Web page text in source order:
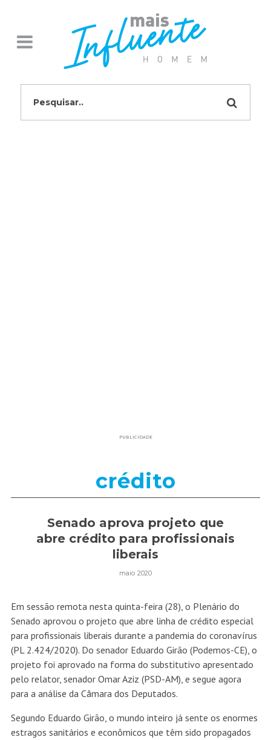
PUBLICIDADE
crédito
Senado aprova projeto que
abre crédito para profissionais
liberais
maio 2020
Em sessão remota nesta quinta-feira (28), o Plenário do
Senado aprovou o projeto que abre linha de crédito especial
para profissionais liberais durante a pandemia do coronavírus
(PL 2.424/2020). Do senador Eduardo Girão (Podemos-CE), o
projeto foi aprovado na forma do substitutivo apresentado
pelo relator, senador Omar Aziz (PSD-AM), e segue agora
para a análise da Câmara dos Deputados.
Segundo Eduardo Girão, o mundo inteiro já sente os enormes
estragos sanitários e econômicos que têm sido propagados